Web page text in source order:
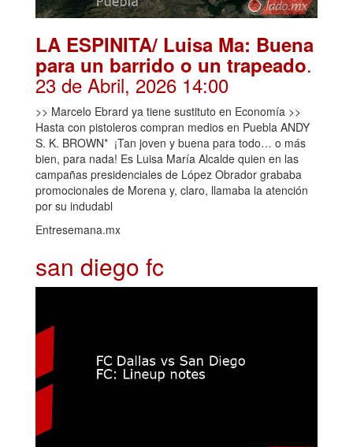
LA ESPINITA/ Luisa Ma: Buena
para un barrido o un trapeado.
23 de Abril, 2026 14:00
>> Marcelo Ebrard ya tiene sustituto en Economía >>
Hasta con pistoleros compran medios en Puebla ANDY
S. K. BROWN* ¡Tan joven y buena para todo… o más
bien, para nada! Es Luisa María Alcalde quien en las
campañas presidenciales de López Obrador grababa
promocionales de Morena y, claro, llamaba la atención
por su indudabl
Entresemana.mx
san diego fc